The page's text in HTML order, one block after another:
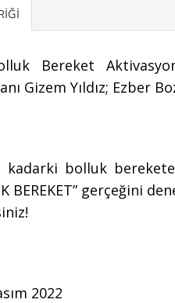
Bereket
Gizem Yıldız; Ezber
kadarki bolluk
BEREKET” gerçeğini
2022